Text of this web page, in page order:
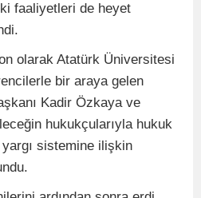
faaliyetleri de heyet
olarak Atatürk Üniversitesi
bir araya gelen
Kadir Özkaya ve
hukukçularıyla hukuk
sistemine ilişkin